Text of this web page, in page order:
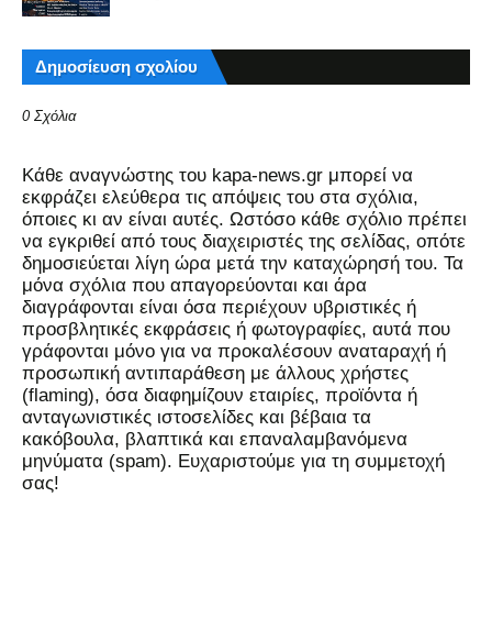
Δημοσίευση σχολίου
0 Σχόλια
Kάθε αναγνώστης του kapa-news.gr μπορεί να
εκφράζει ελεύθερα τις απόψεις του στα σχόλια,
όποιες κι αν είναι αυτές. Ωστόσο κάθε σχόλιο πρέπει
να εγκριθεί από τους διαχειριστές της σελίδας, οπότε
δημοσιεύεται λίγη ώρα μετά την καταχώρησή του. Τα
μόνα σχόλια που απαγορεύονται και άρα
διαγράφονται είναι όσα περιέχουν υβριστικές ή
προσβλητικές εκφράσεις ή φωτογραφίες, αυτά που
γράφονται μόνο για να προκαλέσουν αναταραχή ή
προσωπική αντιπαράθεση με άλλους χρήστες
(flaming), όσα διαφημίζουν εταιρίες, προϊόντα ή
ανταγωνιστικές ιστοσελίδες και βέβαια τα
κακόβουλα, βλαπτικά και επαναλαμβανόμενα
μηνύματα (spam). Ευχαριστούμε για τη συμμετοχή
σας!